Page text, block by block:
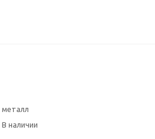
металл
В наличии